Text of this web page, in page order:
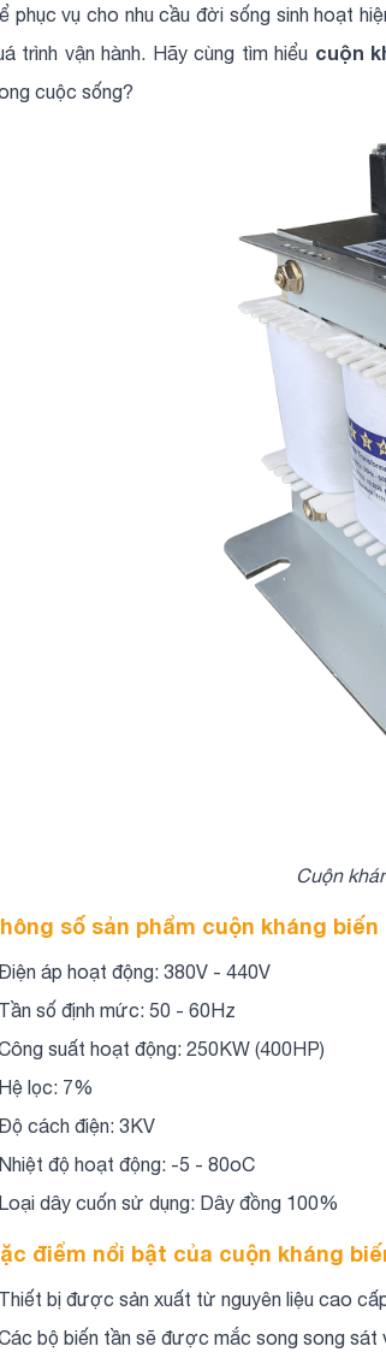
phục vụ cho nhu cầu đời sống sinh hoạt
trình vận hành. Hãy cùng tìm hiểu cuộn
cuộc sống?
Cuộn
số sản phẩm cuộn kháng biến
áp hoạt động: 380V - 440V
số định mức: 50 - 60Hz
suất hoạt động: 250KW (400HP)
lọc: 7%
cách điện: 3KV
độ hoạt động: -5 - 80oC
dây cuốn sử dụng: Dây đồng 100%
điểm nổi bật của cuộn kháng
bị được sản xuất từ nguyên liệu cao
bộ biến tần sẽ được mắc song song sát